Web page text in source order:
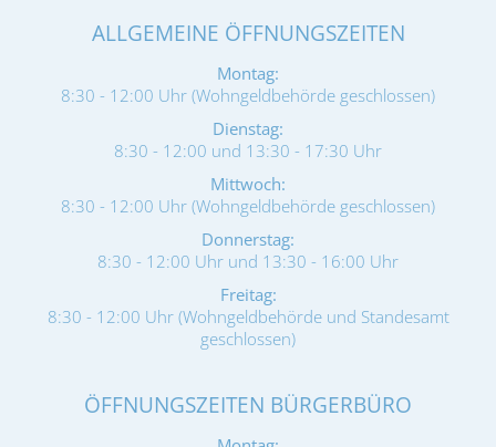
ALLGEMEINE ÖFFNUNGSZEITEN
Montag:
8:30 - 12:00 Uhr (Wohngeldbehörde geschlossen)
Dienstag:
8:30 - 12:00 und 13:30 - 17:30 Uhr
Mittwoch:
8:30 - 12:00 Uhr (Wohngeldbehörde geschlossen)
Donnerstag:
8:30 - 12:00 Uhr und 13:30 - 16:00 Uhr
Freitag:
8:30 - 12:00 Uhr (Wohngeldbehörde und Standesamt
geschlossen)
ÖFFNUNGSZEITEN BÜRGERBÜRO